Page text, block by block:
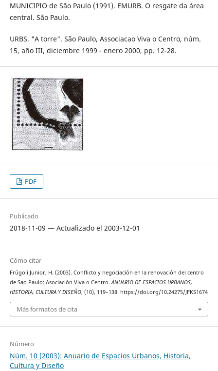
MUNICIPIO de São Paulo (1991). EMURB. O resgate da área
central. São Paulo.
URBS. "A torre". São Paulo, Associacao Viva o Centro, núm.
15, año III, diciembre 1999 - enero 2000, pp. 12-28.
PDF
Publicado
2018-11-09 — Actualizado el 2003-12-01
Cómo citar
Frúgoli Junior, H. (2003). Conflicto y negociación en la renovación del centro
de Sao Paulo: Asociación Viva o Centro.ANUARIO DE ESPACIOS URBANOS,
HISTORIA, CULTURA Y DISEÑO, (10), 119–138. https://doi.org/10.24275/JFKS1674
Más formatos de cita
Número
Núm. 10 (2003): Anuario de Espacios Urbanos, Historia,
Cultura y Diseño